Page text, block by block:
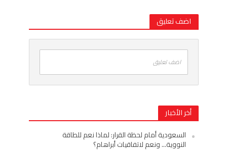
اضف تعليق
اضف تعليق
أخر الأخبار
السعودية أمام لحظة القرار: لماذا نعم للطاقة
النووية… ونعم لاتفاقيات أبراهام؟